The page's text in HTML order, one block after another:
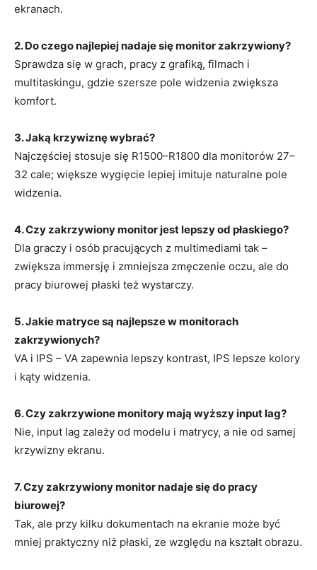
ekranach.
2. Do czego najlepiej nadaje się monitor zakrzywiony?
Sprawdza się w grach, pracy z grafiką, filmach i
multitaskingu, gdzie szersze pole widzenia zwiększa
komfort.
3. Jaką krzywiznę wybrać?
Najczęściej stosuje się R1500–R1800 dla monitorów 27–
32 cale; większe wygięcie lepiej imituje naturalne pole
widzenia.
4. Czy zakrzywiony monitor jest lepszy od płaskiego?
Dla graczy i osób pracujących z multimediami tak –
zwiększa immersję i zmniejsza zmęczenie oczu, ale do
pracy biurowej płaski też wystarczy.
5. Jakie matryce są najlepsze w monitorach
zakrzywionych?
VA i IPS – VA zapewnia lepszy kontrast, IPS lepsze kolory
i kąty widzenia.
6. Czy zakrzywione monitory mają wyższy input lag?
Nie, input lag zależy od modelu i matrycy, a nie od samej
krzywizny ekranu.
7. Czy zakrzywiony monitor nadaje się do pracy
biurowej?
Tak, ale przy kilku dokumentach na ekranie może być
mniej praktyczny niż płaski, ze względu na kształt obrazu.